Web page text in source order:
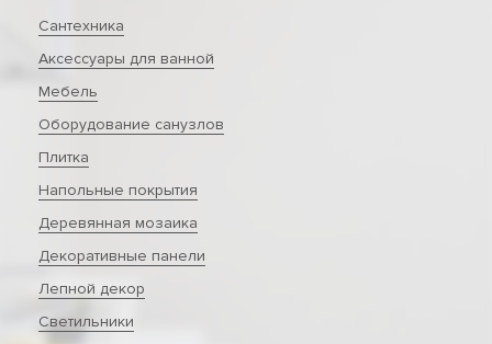
Сантехника
Аксессуары для ванной
Мебель
Оборудование санузлов
Плитка
Напольные покрытия
Деревянная мозаика
Декоративные панели
Лепной декор
Светильники